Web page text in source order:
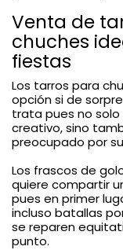
Venta de
chuches
fiestas
Los tarros para
opción si de
trata pues no
creativo, sino
preocupado por
Los frascos de
quiere compartir
pues en primer
incluso batallas
se reparen
punto.